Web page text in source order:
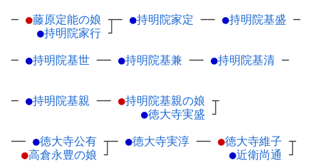
─ ●藤原定能の娘 ┬
●持明院家行 ┘
─ ●持明院家定 ── ●持明院基盛 ─
─ ●持明院基世 ── ●持明院基兼 ── ●持明院基清 ─
─ ●持明院基親 ── ●持明院基親の娘 ┬
●徳大寺実盛 ┘
── ●徳大寺公有 ┬
●高倉永豊の娘 ┘
─ ●徳大寺実淳 ── ●徳大寺維子 ┬
●近衛尚通 ┘